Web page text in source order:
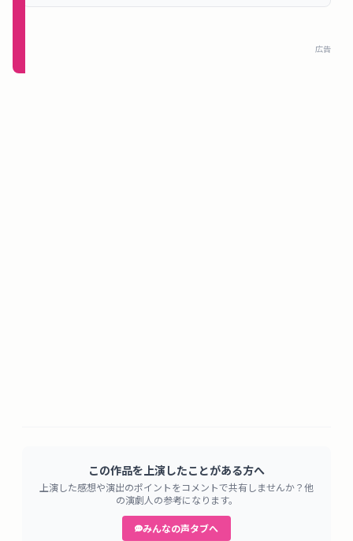
登録
広告
この作品を上演したことがある方へ
上演した感想や演出のポイントをコメントで共有しませんか？他
の演劇人の参考になります。
みんなの声タブへ